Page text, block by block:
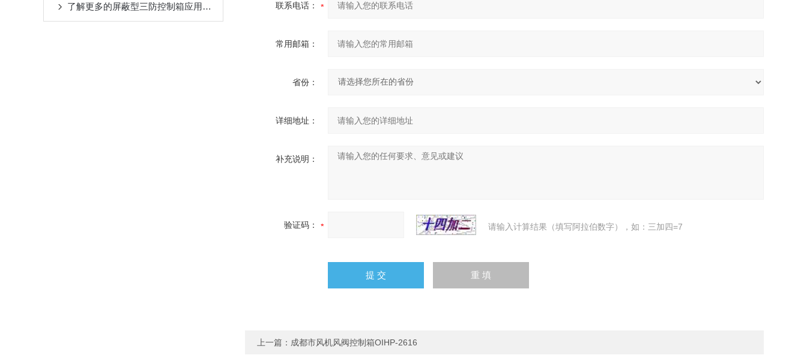
了解更多的屏蔽型三防控制箱应用优势 联系电话：
常用邮箱：
省份：
详细地址：
补充说明：
验证码： 请输入计算结果（填写阿拉伯数字），如：三加四=7
上一篇： 成都市风机风阀控制箱OIHP-2616